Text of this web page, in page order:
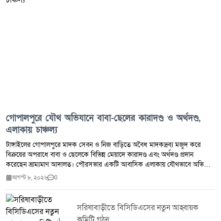
গোপালপুরে যৌথ অভিযানে বাবা-ছেলের কারাদণ্ড ও অর্থদণ্ড,
এলাকায় চাঞ্চল্য
টাঙ্গাইলের গোপালপুরে মাদক সেবন ও নিজ বাড়িতে অবৈধ মাদকদ্রব্য মজুদ করে
বিক্রয়ের অপরাধে বাবা ও ছেলেকে বিভিন্ন মেয়াদে কারাদণ্ড এবং অর্থদণ্ড প্রদান
করেছেন ভ্রাম্যমাণ আদালত। পৌরসভার একটি আবাসিক এলাকায় যৌথভাবে অভিযান
পরিচালনা করে তাদের হাতেনাতে গ্রেপ্তার করার পর তাৎক্ষণিকভাবে এই দণ্ডাদেশ
বৃহস্পতিবার (৬ আগস্ট) দুপুরে উপজেলার গোপালপুর পৌরসভার আভুঙ্গী মহল্লায় এ
মাদকবিরোধী ঝটিকা অভিযান পরিচালিত হয়। ভ্রাম্যমাণ আদালত সূত্রে জানা যায়,
সাজাপ্রাপ্ত ব্যক্তিরা দীর্ঘদিন ধরে এলাকায় মাদক সেবনের পাশাপাশি নিজেদের
আগস্ট ৮, ২০২৬ 0
সরিষাবাড়ীতে বিসিডিএসের নতুন আহ্বায়ক